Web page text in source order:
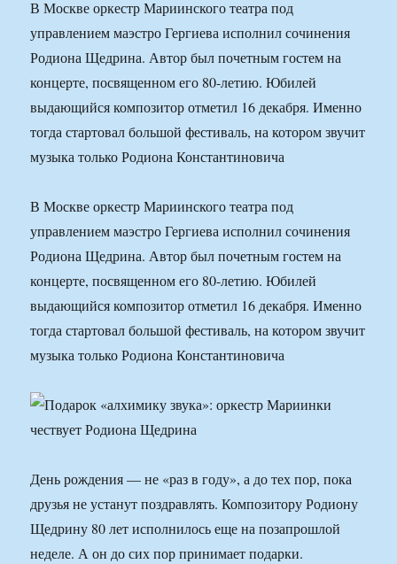
В Москве оркестр Мариинского театра под
управлением маэстро Гергиева исполнил сочинения
Родиона Щедрина. Автор был почетным гостем на
концерте, посвященном его 80-летию. Юбилей
выдающийся композитор отметил 16 декабря. Именно
тогда стартовал большой фестиваль, на котором звучит
музыка только Родиона Константиновича
В Москве оркестр Мариинского театра под
управлением маэстро Гергиева исполнил сочинения
Родиона Щедрина. Автор был почетным гостем на
концерте, посвященном его 80-летию. Юбилей
выдающийся композитор отметил 16 декабря. Именно
тогда стартовал большой фестиваль, на котором звучит
музыка только Родиона Константиновича
День рождения — не «раз в году», а до тех пор, пока
друзья не устанут поздравлять. Композитору Родиону
Щедрину 80 лет исполнилось еще на позапрошлой
неделе. А он до сих пор принимает подарки.